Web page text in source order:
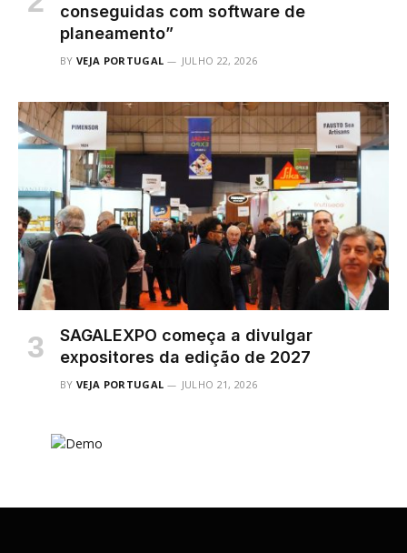
conseguidas com software de
planeamento”
BY VEJA PORTUGAL JULHO 22, 2026
SAGALEXPO começa a divulgar
expositores da edição de 2027
BY VEJA PORTUGAL JULHO 21, 2026